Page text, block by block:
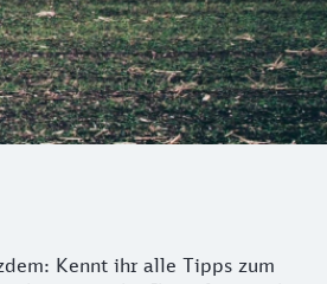
Kennt ihr alle Tipps zum